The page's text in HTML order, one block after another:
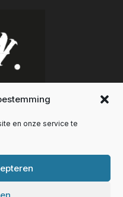
en onze service te